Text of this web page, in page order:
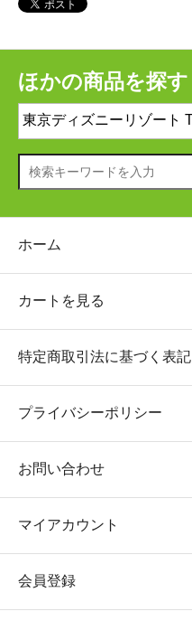
ほかの商品を探す
ホーム
カートを見る
特定商取引法に基づく表記
プライバシーポリシー
お問い合わせ
マイアカウント
会員登録